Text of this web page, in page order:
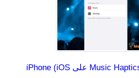
كيفية تمكين ميزة Music Haptics على iPhone (iOS